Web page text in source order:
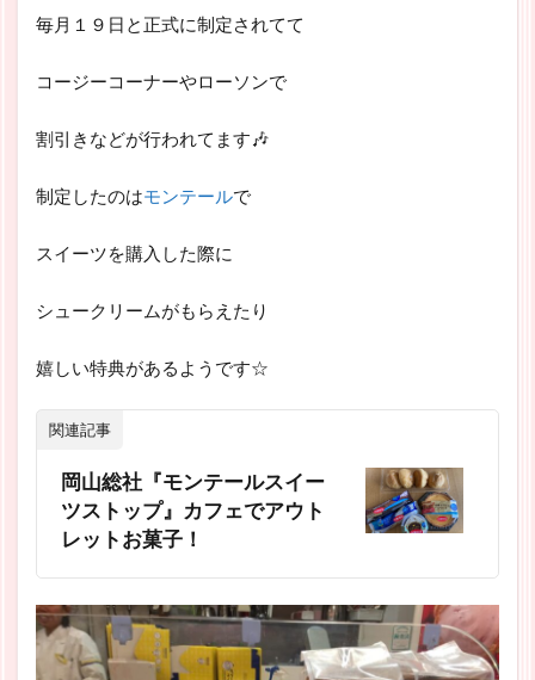
毎月１９日と正式に制定されてて
コージーコーナーやローソンで
割引きなどが行われてます🎶
制定したのはモンテールで
スイーツを購入した際に
シュークリームがもらえたり
嬉しい特典があるようです☆
関連記事
岡山総社『モンテールスイー
ツストップ』カフェでアウト
レットお菓子！